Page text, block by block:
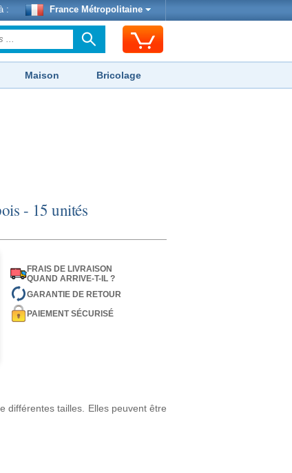
: France Métropolitaine
Maison Bricolage
- 15 unités
FRAIS DE LIVRAISON
QUAND ARRIVE-T-IL ?
GARANTIE DE RETOUR
PAIEMENT SÉCURISÉ
différentes tailles. Elles peuvent être